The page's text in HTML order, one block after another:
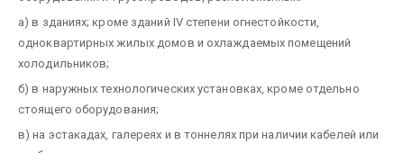
а) в зданиях; кроме зданий IV степени огнестойкости,
одноквартирных жилых домов и охлаждаемых помещений
холодильников;
б) в наружных технологических установках, кроме отдельно
стоящего оборудования;
в) на эстакадах, галереях и в тоннелях при наличии кабелей или